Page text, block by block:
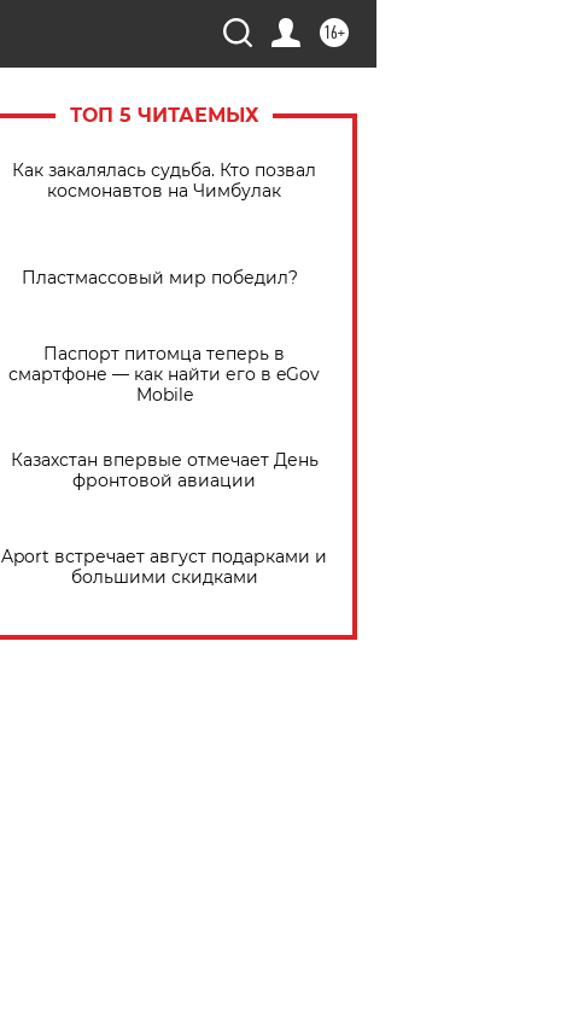
16+
ТОП 5 ЧИТАЕМЫХ
Как закалялась судьба. Кто позвал
космонавтов на Чимбулак
Пластмассовый мир победил?
Паспорт питомца теперь в
смартфоне — как найти его в eGov
Mobile
Казахстан впервые отмечает День
фронтовой авиации
Aport встречает август подарками и
большими скидками